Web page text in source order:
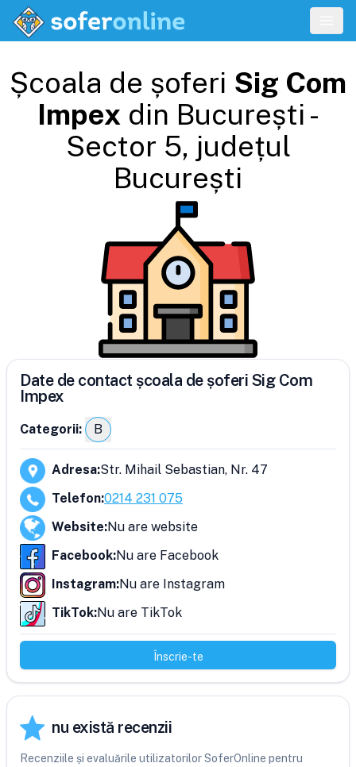
Școala de șoferi Sig Com
Impex din București -
Sector 5, județul
București
Date de contact școala de șoferi Sig Com
Impex
Categorii: B
Adresa:Str. Mihail Sebastian, Nr. 47
Telefon:0214 231 075
Website:Nu are website
Facebook:Nu are Facebook
Instagram:Nu are Instagram
TikTok:Nu are TikTok
Înscrie-te
nu există recenzii
Recenziile și evaluările utilizatorilor SoferOnline pentru